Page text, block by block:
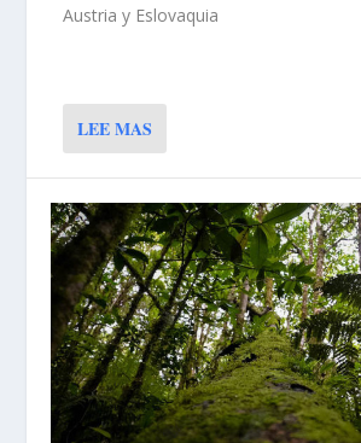
Austria y Eslovaquia
LEE MAS